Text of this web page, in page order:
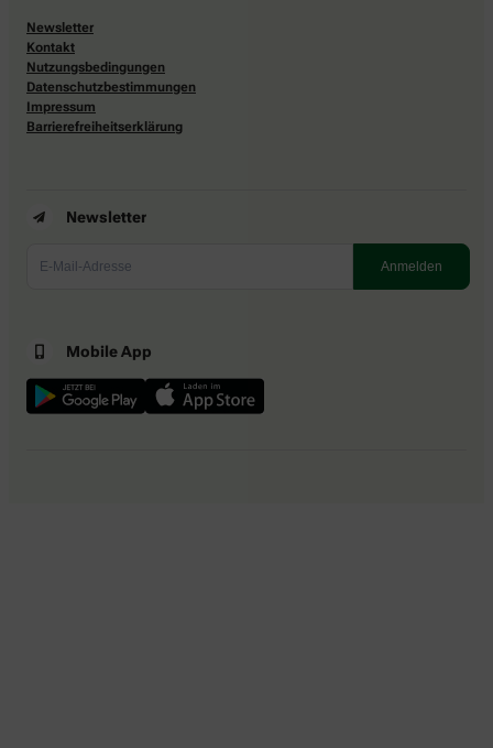
Newsletter
Kontakt
Nutzungsbedingungen
Datenschutzbestimmungen
Impressum
Barrierefreiheitserklärung
Newsletter
Mobile App